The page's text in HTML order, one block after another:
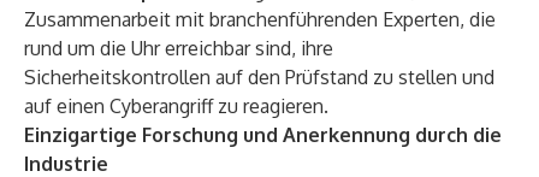
Zusammenarbeit mit branchenführenden Experten, die
rund um die Uhr erreichbar sind, ihre
Sicherheitskontrollen auf den Prüfstand zu stellen und
auf einen Cyberangriff zu reagieren.
Einzigartige Forschung und Anerkennung durch die
Industrie